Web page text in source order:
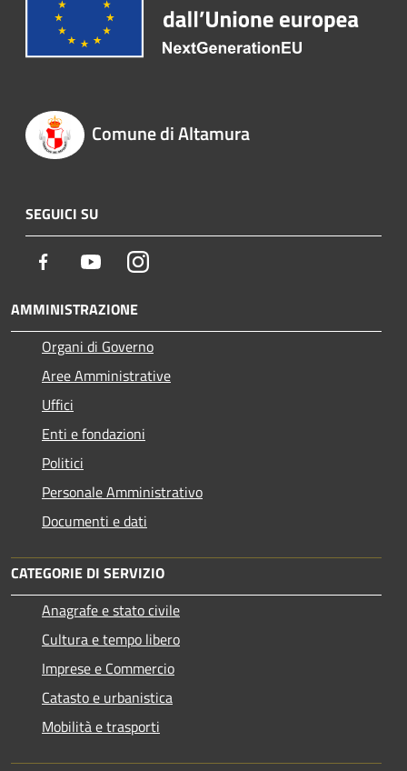
Comune di Altamura
SEGUICI SU
Facebook YoutubeInstagram
AMMINISTRAZIONE
Organi di Governo
Aree Amministrative
Uffici
Enti e fondazioni
Politici
Personale Amministrativo
Documenti e dati
CATEGORIE DI SERVIZIO
Anagrafe e stato civile
Cultura e tempo libero
Imprese e Commercio
Catasto e urbanistica
Mobilità e trasporti